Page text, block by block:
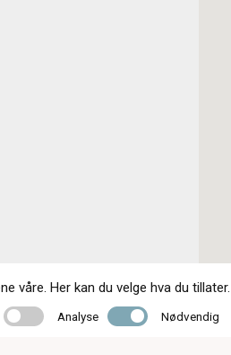
våre. Her kan du velge hva du tillater.
Analyse Analyse Nødvendig Nødvendig